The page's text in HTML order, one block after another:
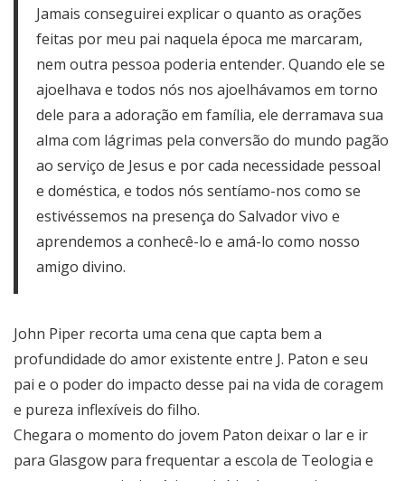
Jamais conseguirei explicar o quanto as orações
feitas por meu pai naquela época me marcaram,
nem outra pessoa poderia entender. Quando ele se
ajoelhava e todos nós nos ajoelhávamos em torno
dele para a adoração em família, ele derramava sua
alma com lágrimas pela conversão do mundo pagão
ao serviço de Jesus e por cada necessidade pessoal
e doméstica, e todos nós sentíamo-nos como se
estivéssemos na presença do Salvador vivo e
aprendemos a conhecê-lo e amá-lo como nosso
amigo divino.
John Piper recorta uma cena que capta bem a
profundidade do amor existente entre J. Paton e seu
pai e o poder do impacto desse pai na vida de coragem
e pureza inflexíveis do filho.
Chegara o momento do jovem Paton deixar o lar e ir
para Glasgow para frequentar a escola de Teologia e